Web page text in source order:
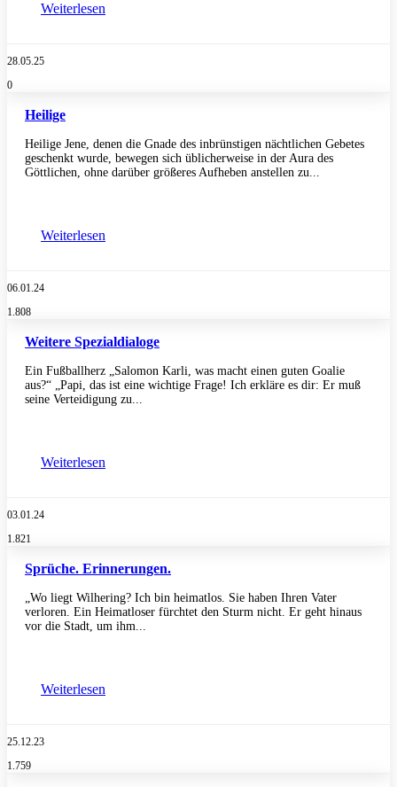
Weiterlesen
28.05.25
0
Heilige
Heilige Jene, denen die Gnade des inbrünstigen nächtlichen Gebetes
geschenkt wurde, bewegen sich üblicherweise in der Aura des
Göttlichen, ohne darüber größeres Aufheben anstellen zu...
Weiterlesen
06.01.24
1.808
Weitere Spezialdialoge
Ein Fußballherz „Salomon Karli, was macht einen guten Goalie
aus?“ „Papi, das ist eine wichtige Frage! Ich erkläre es dir: Er muß
seine Verteidigung zu...
Weiterlesen
03.01.24
1.821
Sprüche. Erinnerungen.
„Wo liegt Wilhering? Ich bin heimatlos. Sie haben Ihren Vater
verloren. Ein Heimatloser fürchtet den Sturm nicht. Er geht hinaus
vor die Stadt, um ihm...
Weiterlesen
25.12.23
1.759